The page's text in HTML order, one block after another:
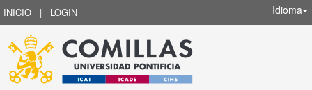
INICIO | LOGIN Idioma